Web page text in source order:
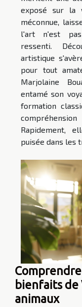
exposé sur la
méconnue,
l'art n'est pas
ressenti.
artistique
pour tout
Marjolaine
entamé son
formation
Rapidement,
puisée dans les
bienfaits de
animaux